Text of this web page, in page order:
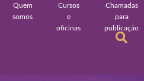
Quem
somos
Cursos
e
oficinas
Chamadas
para
publicação